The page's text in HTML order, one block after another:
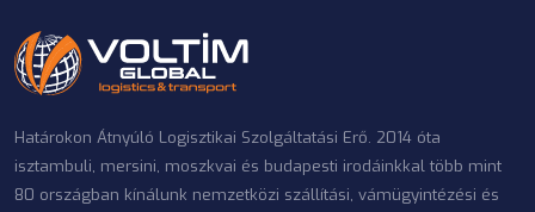
Határokon Átnyúló Logisztikai Szolgáltatási Erő. 2014 óta
isztambuli, mersini, moszkvai és budapesti irodáinkkal több mint
80 országban kínálunk nemzetközi szállítási, vámügyintézési és